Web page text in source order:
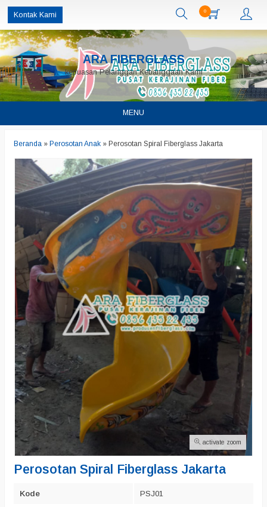
Kontak Kami 0
ARA FIBERGLASS
kepuasan Pelanggan Kebanggaan Kami
MENU
Beranda » Perosotan Anak » Perosotan Spiral Fiberglass Jakarta
activate zoom
Perosotan Spiral Fiberglass Jakarta
Kode PSJ01